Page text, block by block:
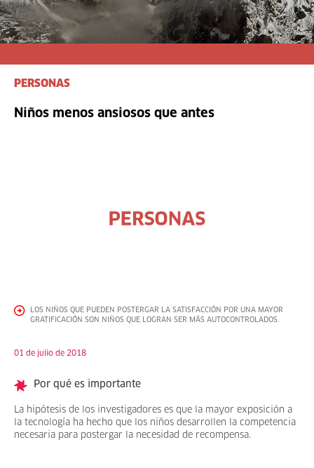
PERSONAS
Niños menos ansiosos que antes
LOS NIÑOS QUE PUEDEN POSTERGAR LA SATISFACCIÓN POR UNA MAYOR
GRATIFICACIÓN SON NIÑOS QUE LOGRAN SER MÁS AUTOCONTROLADOS.
01 de julio de 2018
Por qué es importante
La hipótesis de los investigadores es que la mayor exposición a
la tecnología ha hecho que los niños desarrollen la competencia
necesaria para postergar la necesidad de recompensa.